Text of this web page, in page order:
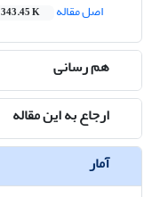
اصل مقاله
343.45 K
هم رسانی
ارجاع به این مقاله
آمار